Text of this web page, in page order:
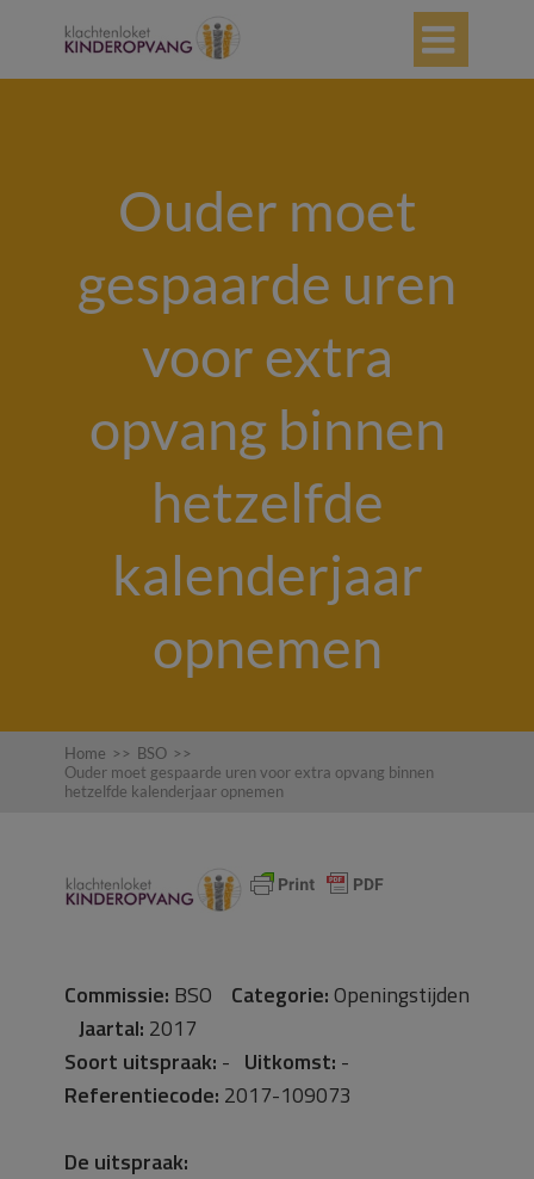

Ouder moet
gespaarde uren
voor extra
opvang binnen
hetzelfde
kalenderjaar
opnemen
Home >> BSO >>
Ouder moet gespaarde uren voor extra opvang binnen
hetzelfde kalenderjaar opnemen
Commissie: BSO Categorie:Openingstijden
Jaartal: 2017
Soort uitspraak: - Uitkomst: -
Referentiecode: 2017-109073
De uitspraak: